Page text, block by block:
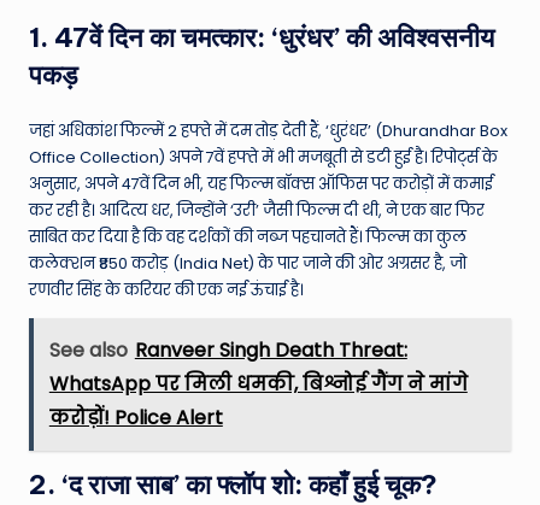
1. 47वें दिन का चमत्कार: ‘धुरंधर’ की अविश्वसनीय
पकड़
जहां अधिकांश फिल्में 2 हफ्ते में दम तोड़ देती हैं, ‘धुरंधर’ (Dhurandhar Box
Office Collection) अपने 7वें हफ्ते में भी मजबूती से डटी हुई है। रिपोर्ट्स के
अनुसार, अपने 47वें दिन भी, यह फिल्म बॉक्स ऑफिस पर करोड़ों में कमाई
कर रही है। आदित्य धर, जिन्होंने ‘उरी’ जैसी फिल्म दी थी, ने एक बार फिर
साबित कर दिया है कि वह दर्शकों की नब्ज पहचानते हैं। फिल्म का कुल
कलेक्शन ₹850 करोड़ (India Net) के पार जाने की ओर अग्रसर है, जो
रणवीर सिंह के करियर की एक नई ऊंचाई है।
See also Ranveer Singh Death Threat:
WhatsApp पर मिली धमकी, बिश्नोई गैंग ने मांगे
करोड़ों! Police Alert
2. ‘द राजा साब’ का फ्लॉप शो: कहाँ हुई चूक?